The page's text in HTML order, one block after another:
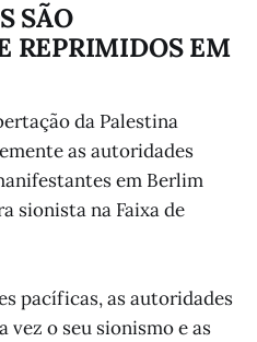
SÃO
REPRIMIDOS EM
da Palestina
as autoridades
em Berlim
sionista na Faixa de
pacíficas, as autoridades
vez o seu sionismo e as